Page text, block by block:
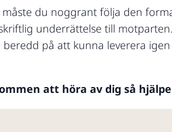
du noggrant följa den
underrättelse till
på att kunna leverera
att höra av dig så